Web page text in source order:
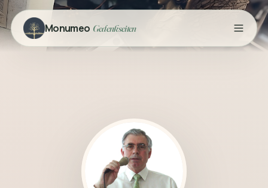
Monumeo Gedenkseiten